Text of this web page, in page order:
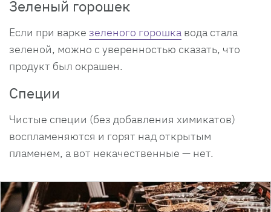
Зеленый горошек
Если при варке зеленого горошка вода стала
зеленой, можно с уверенностью сказать, что
продукт был окрашен.
Специи
Чистые специи (без добавления химикатов)
воспламеняются и горят над открытым
пламенем, а вот некачественные — нет.